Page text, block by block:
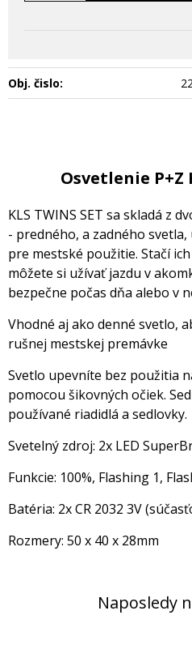
Obj. čislo:
Osvetlenie P+Z
KLS TWINS SET sa skladá z
- predného, a zadného
pre mestské použitie. Stačí
môžete si užívať jazdu v
bezpečne počas dňa alebo v
Vhodné aj ako denné svetlo,
rušnej mestskej premávke
Svetlo upevníte bez použitia
pomocou šikovných očiek.
používané riadidlá a sedlovky.
Svetelný zdroj: 2x LED
Funkcie: 100%, Flashing 1,
Batéria: 2x CR 2032 3V
Rozmery: 50 x 40 x 28mm
Naposledy